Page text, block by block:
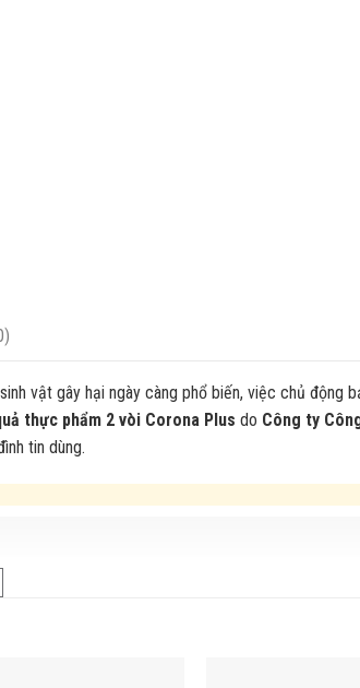
vật gây hại ngày càng phổ biến, việc chủ động
thực phẩm 2 vòi Corona Plus do Công ty
tin dùng.